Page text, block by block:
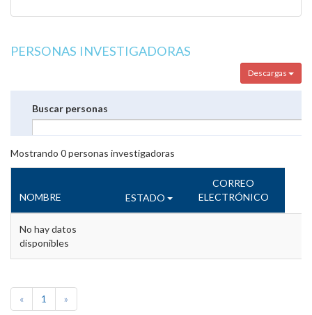
PERSONAS INVESTIGADORAS
Descargas
Buscar personas
Mostrando 0personas investigadoras
NOMBRE ESTADO
CORREO
ELECTRÓNICO
No hay datos
disponibles
« 1 »